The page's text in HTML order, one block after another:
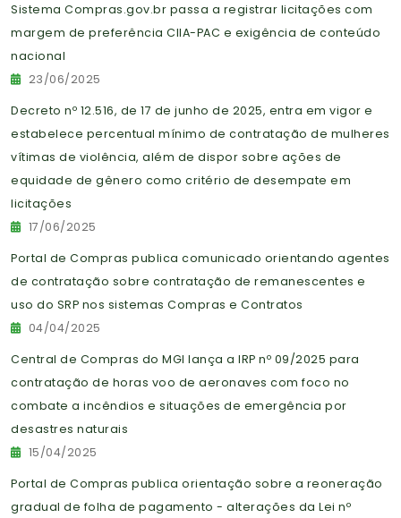
Sistema Compras.gov.br passa a registrar licitações com
margem de preferência CIIA-PAC e exigência de conteúdo
nacional
23/06/2025
Decreto nº 12.516, de 17 de junho de 2025, entra em vigor e
estabelece percentual mínimo de contratação de mulheres
vítimas de violência, além de dispor sobre ações de
equidade de gênero como critério de desempate em
licitações
17/06/2025
Portal de Compras publica comunicado orientando agentes
de contratação sobre contratação de remanescentes e
uso do SRP nos sistemas Compras e Contratos
04/04/2025
Central de Compras do MGI lança a IRP nº 09/2025 para
contratação de horas voo de aeronaves com foco no
combate a incêndios e situações de emergência por
desastres naturais
15/04/2025
Portal de Compras publica orientação sobre a reoneração
gradual de folha de pagamento - alterações da Lei nº